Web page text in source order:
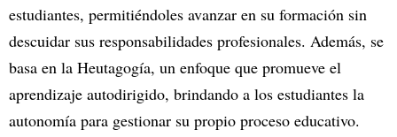
estudiantes, permitiéndoles avanzar en su formación sin
descuidar sus responsabilidades profesionales. Además, se
basa en la Heutagogía, un enfoque que promueve el
aprendizaje autodirigido, brindando a los estudiantes la
autonomía para gestionar su propio proceso educativo.